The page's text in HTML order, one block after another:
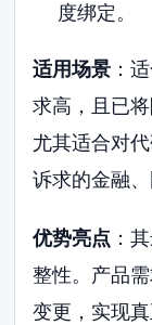
度绑定。
适用场景 ：
求高，且已
尤其适合对
诉求的金融、
优势亮点 ：
整性。产品
变更，实现